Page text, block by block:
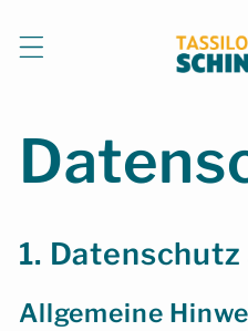
Inhalt
1.
Allgemeine